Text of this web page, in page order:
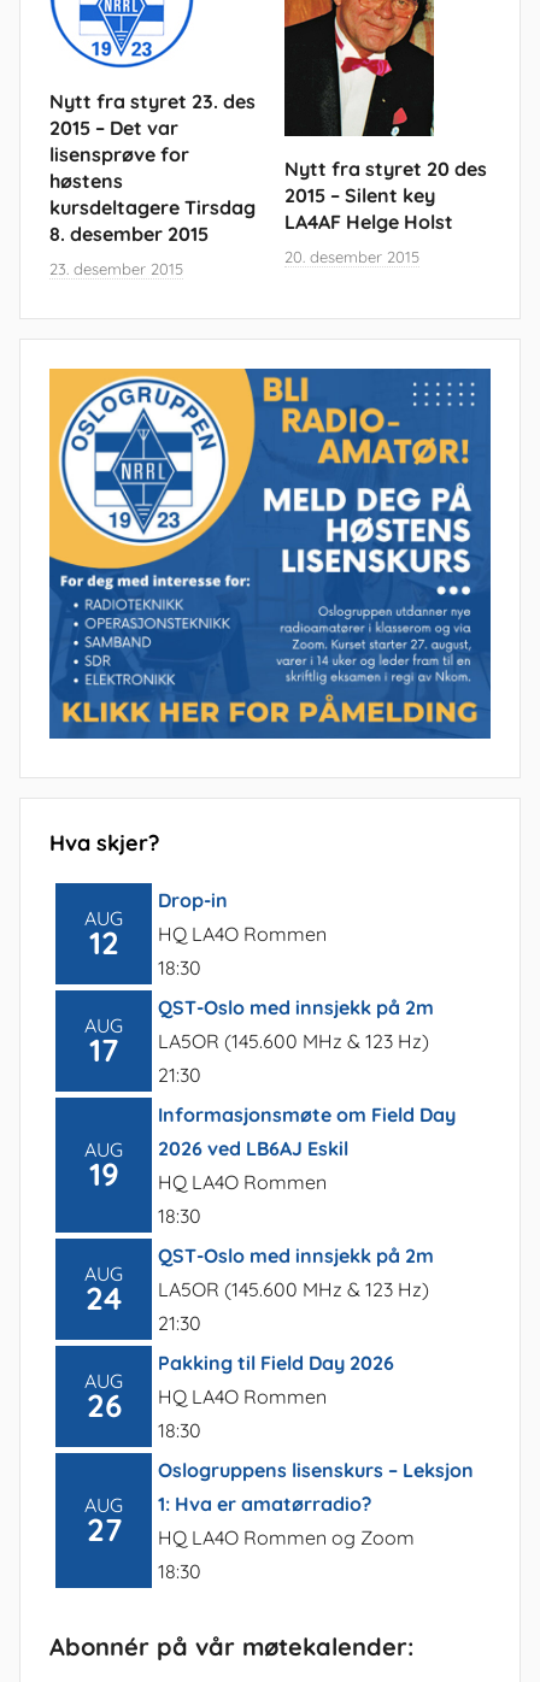
Nytt fra styret 23. des
2015 – Det var
lisensprøve for
høstens
kursdeltagere Tirsdag
8. desember 2015
23. desember 2015
Nytt fra styret 20 des
2015 – Silent key
LA4AF Helge Holst
20. desember 2015
Hva skjer?
AUG
12
Drop-in
HQ LA4O Rommen
18:30
AUG
17
QST-Oslo med innsjekk på 2m
LA5OR (145.600 MHz & 123 Hz)
21:30
AUG
19
Informasjonsmøte om Field Day
2026 ved LB6AJ Eskil
HQ LA4O Rommen
18:30
AUG
24
QST-Oslo med innsjekk på 2m
LA5OR (145.600 MHz & 123 Hz)
21:30
AUG
26
Pakking til Field Day 2026
HQ LA4O Rommen
18:30
AUG
27
Oslogruppens lisenskurs – Leksjon
1: Hva er amatørradio?
HQ LA4O Rommen og Zoom
18:30
Abonnér på vår møtekalender: